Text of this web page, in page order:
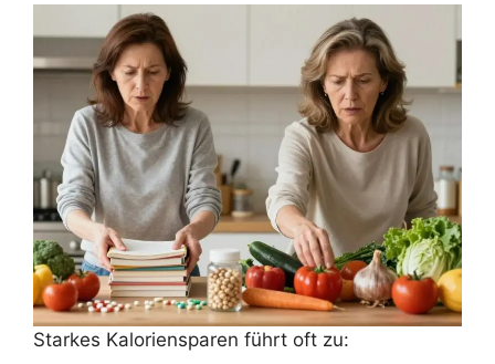
Starkes Kaloriensparen führt oft zu: